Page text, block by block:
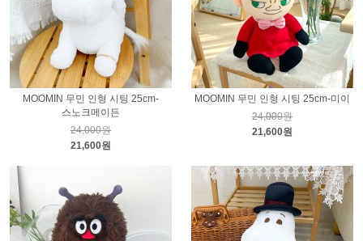
MOOMIN 무민 인형 시팅 25cm-
스노크메이든
24,000원
21,600원
MOOMIN 무민 인형 시팅 25cm-미이
24,000원
21,600원